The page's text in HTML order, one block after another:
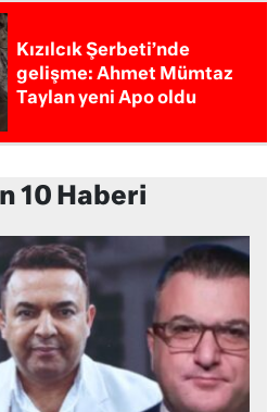
Kızılcık Şerbeti’nde
gelişme: Ahmet Mümtaz
Taylan yeni Apo oldu
10 Haberi